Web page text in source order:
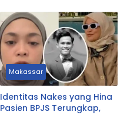
Makassar
Identitas Nakes yang Hina
Pasien BPJS Terungkap,